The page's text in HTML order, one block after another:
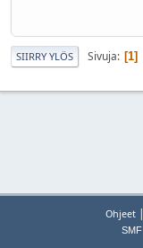
SIIRRY YLÖS Sivuja 1
Ohjeet |